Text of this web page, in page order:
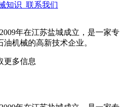
知识 联系我们
年在江苏盐城成立，是一家专
机械的高新技术企业。
更多信息